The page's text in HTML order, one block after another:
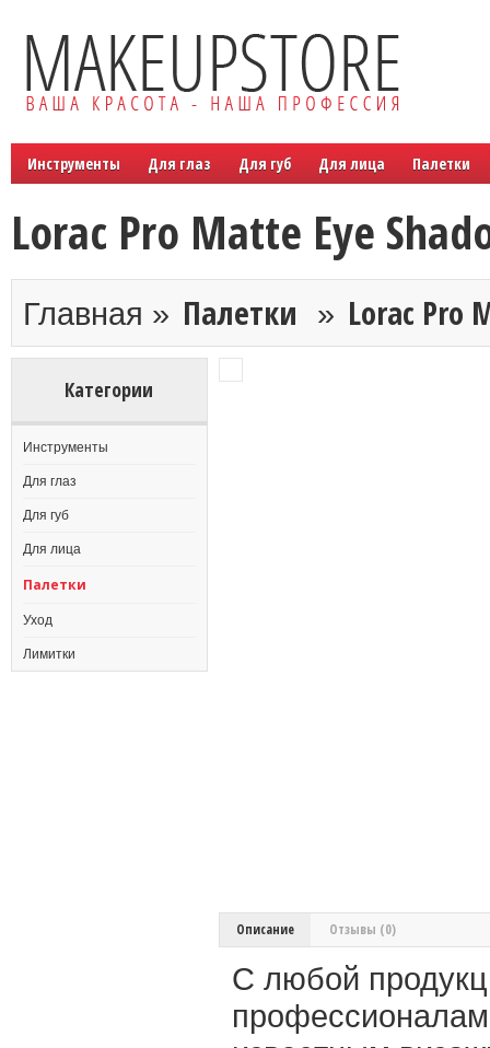
Инструменты Для глаз Для губ Для лица Палетки
Lorac Pro Matte Eye
Главная » Палетки » Lorac Pro
Категории
Инструменты
Для глаз
Для губ
Для лица
Палетки
Уход
Лимитки
Описание Отзывы (0)
С любой